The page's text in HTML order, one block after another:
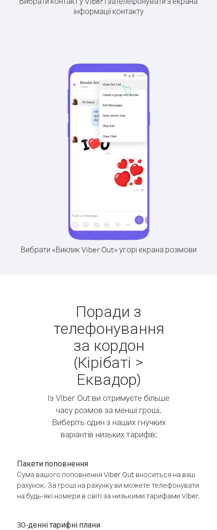
інформації контакту
Вибрати «Виклик Viber Out» угорі екрана розмови
Поради з
телефонування
за кордон
(Кірібаті >
Еквадор)
Із Viber Out ви отримуєте більше
часу розмов за менші гроші.
Виберіть один з наших гнучких
варіантів низьких тарифів:
Пакети поповнення
Сума вашого поповнення Viber Out вноситься на ваш
рахунок. За гроші на рахунку ви можете телефонувати
на будь-які номери в світі за низькими тарифами Viber.
30-денні тарифні плани